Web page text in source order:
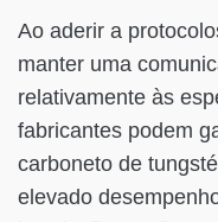
Ao aderir a
manter uma
relativamente às
fabricantes podem
carboneto de
elevado